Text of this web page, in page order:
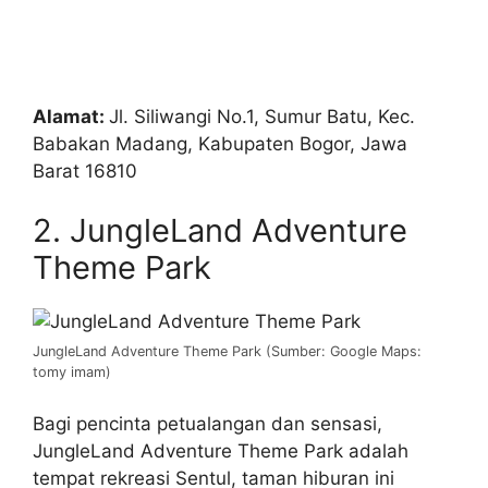
Alamat: Jl. Siliwangi No.1, Sumur Batu, Kec.
Babakan Madang, Kabupaten Bogor, Jawa
Barat 16810
2. JungleLand Adventure
Theme Park
JungleLand Adventure Theme Park (Sumber: Google Maps:
tomy imam)
Bagi pencinta petualangan dan sensasi,
JungleLand Adventure Theme Park adalah
tempat rekreasi Sentul, taman hiburan ini